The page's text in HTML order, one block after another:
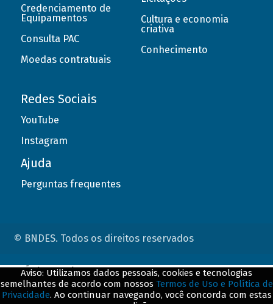
Credenciamento de
Equipamentos
Consulta PAC
Moedas contratuais
Cultura e economia
criativa
Conhecimento
Redes Sociais
YouTube
Instagram
Ajuda
Perguntas frequentes
© BNDES. Todos os direitos reservados
Aviso: Utilizamos dados pessoais, cookies e tecnologias
semelhantes de acordo com nossos Termos de Uso e Política de
Privacidade. Ao continuar navegando, você concorda com estas
ConteÃºdo complementar
${title}${badge}